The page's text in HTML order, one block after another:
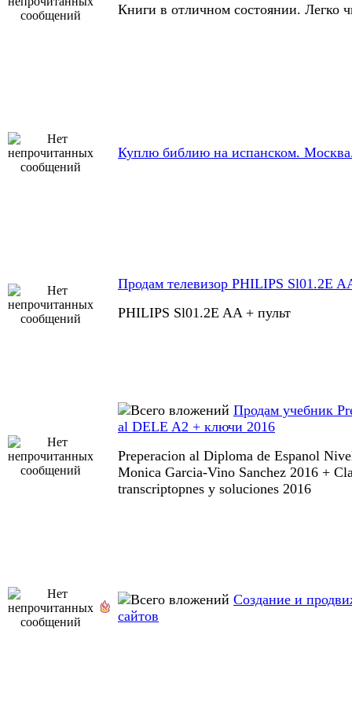
Книги в отличном состоянии. Легко
Куплю библию на испанском.
Продам телевизор PHILIPS Sl01.2E
PHILIPS Sl01.2E AA + пульт
Продам учебник
al DELE A2 + ключи 2016
Preperacion al Diploma de Espanol
Monica Garcia-Vino Sanchez 2016 +
transcriptopnes y soluciones 2016
Создание и
сайтов